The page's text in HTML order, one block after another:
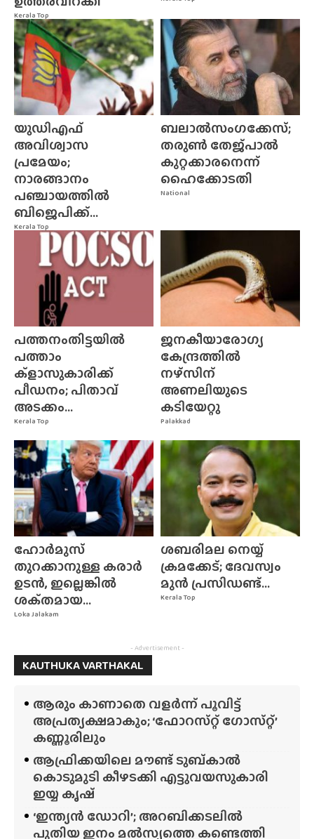
Kerala Top
Kerala Top
യുഡിഎഫ്
അവിശ്വാസ
പ്രമേയം;
നാരങ്ങാനം
പഞ്ചായത്തിൽ
ബിജെപിക്ക്...
National
ബലാൽസംഗക്കേസ്;
തരുൺ തേജ്‌പാൽ
കുറ്റക്കാരനെന്ന്
ഹൈക്കോടതി
Kerala Top
പത്തനംതിട്ടയിൽ
പത്താം
ക്ളാസുകാരിക്ക്
പീഡനം; പിതാവ്
അടക്കം...
Palakkad
ജനകീയാരോഗ്യ
കേന്ദ്രത്തിൽ
നഴ്‌സിന്‌
അണലിയുടെ
കടിയേറ്റു
Loka Jalakam
ഹോർമുസ്
തുറക്കാനുള്ള കരാർ
ഉടൻ, ഇല്ലെങ്കിൽ
ശക്‌തമായ...
Kerala Top
ശബരിമല നെയ്യ്
ക്രമക്കേട്; ദേവസ്വം
മുൻ പ്രസിഡണ്ട്...
- Advertisement -
KAUTHUKA VARTHAKAL
ആരും കാണാതെ വളർന്ന് പൂവിട്ട്
അപ്രത്യക്ഷമാകും; ‘ഫോറസ്‌റ്റ്‌ ഗോസ്‌റ്റ്’
കണ്ണൂരിലും
ആഫ്രിക്കയിലെ മൗണ്ട് ടുബ്‌കാൽ
കൊടുമുടി കീഴടക്കി എട്ടുവയസുകാരി
ഇയ്യ കൃഷ്
‘ഇന്ത്യൻ ഡോറി’; അറബിക്കടലിൽ
പുതിയ ഇനം മൽസ്യത്തെ കണ്ടെത്തി